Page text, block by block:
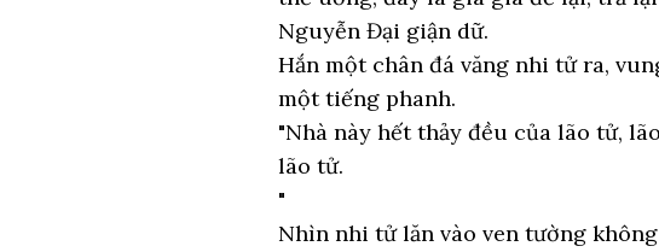
Nguyễn Đại giận dữ.
Hắn một chân đá văng nhi tử ra,
một tiếng phanh.
"Nhà này hết thảy đều của lão tử,
lão tử.
"
Nhìn nhi tử lăn vào ven tường